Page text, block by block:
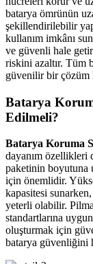
batarya ömrünün
şekillendirilebilir
kullanım imkânı
ve güvenli hale
riskini azaltır. Tüm
güvenilir bir çözüm
Batarya
Edilmeli?
Batarya Koruma
dayanım özellikleri
paketinin boyutuna
için önemlidir.
kapasitesi
yeterli olabilir.
standartlarına
oluşturmak için
batarya güvenliğini